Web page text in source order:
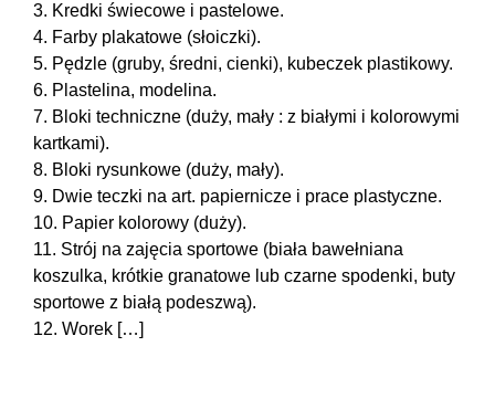
3. Kredki świecowe i pastelowe.
4. Farby plakatowe (słoiczki).
5. Pędzle (gruby, średni, cienki), kubeczek plastikowy.
6. Plastelina, modelina.
7. Bloki techniczne (duży, mały : z białymi i kolorowymi
kartkami).
8. Bloki rysunkowe (duży, mały).
9. Dwie teczki na art. papiernicze i prace plastyczne.
10. Papier kolorowy (duży).
11. Strój na zajęcia sportowe (biała bawełniana
koszulka, krótkie granatowe lub czarne spodenki, buty
sportowe z białą podeszwą).
12. Worek […]